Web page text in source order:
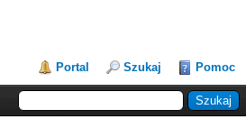
Portal Szukaj Pomoc